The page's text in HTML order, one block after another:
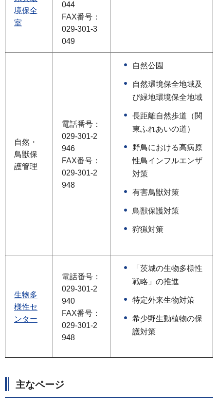
境保全
室
044
FAX番号：
029-301-3
049
自然・
鳥獣保
護管理
電話番号：
029-301-2
946
FAX番号：
029-301-2
948
自然公園
自然環境保全地域及
び緑地環境保全地域
長距離自然歩道（関
東ふれあいの道）
野鳥における高病原
性鳥インフルエンザ
対策
有害鳥獣対策
鳥獣保護対策
狩猟対策
生物多
様性セ
ンター
電話番号：
029-301-2
940
FAX番号：
029-301-2
948
「茨城の生物多様性
戦略」の推進
特定外来生物対策
希少野生動植物の保
護対策
主なページ